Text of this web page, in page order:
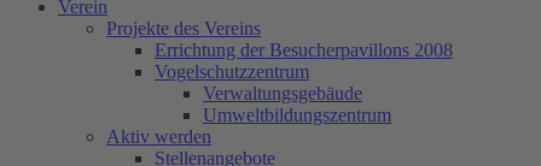
Verein
Projekte des Vereins
Errichtung der Besucherpavillons 2008
Vogelschutzzentrum
Verwaltungsgebäude
Umweltbildungszentrum
Aktiv werden
Stellenangebote